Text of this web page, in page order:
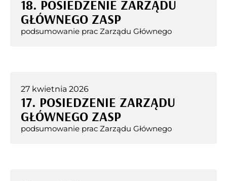
18. POSIEDZENIE ZARZĄDU
GŁÓWNEGO ZASP
podsumowanie prac Zarządu Głównego
27 kwietnia 2026
17. POSIEDZENIE ZARZĄDU
GŁÓWNEGO ZASP
podsumowanie prac Zarządu Głównego